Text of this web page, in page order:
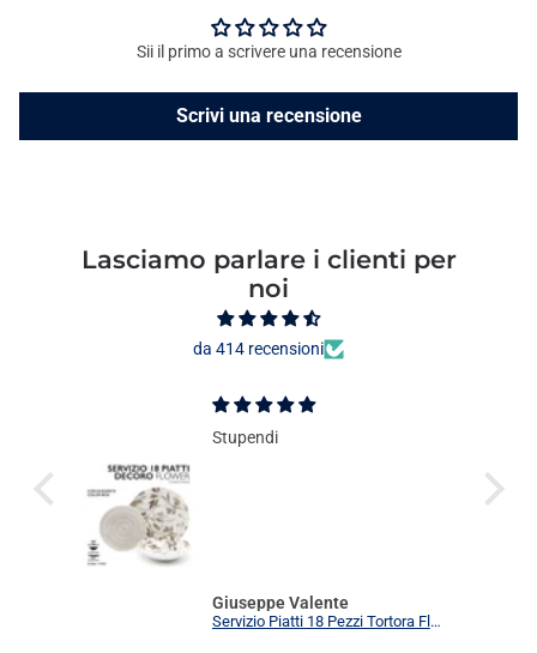
Sii il primo a scrivere una recensione
Scrivi una recensione
Lasciamo parlare i clienti per
noi
da 414 recensioni
Stupendi
Giuseppe Valente
Servizio Piatti 18 Pezzi Tortora Flower Elegante | Set Tavola 6 Persone Moderno